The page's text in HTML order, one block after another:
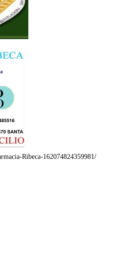
Ribeca-162074824359981/